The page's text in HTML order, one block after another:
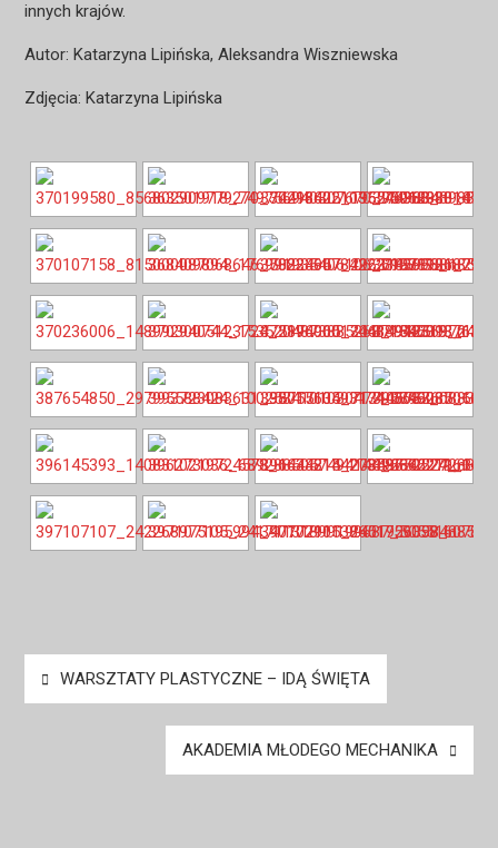
innych krajów.
Autor: Katarzyna Lipińska, Aleksandra Wiszniewska
Zdjęcia: Katarzyna Lipińska
Nawigacja
wpisu
WARSZTATY PLASTYCZNE – IDĄ ŚWIĘTA
AKADEMIA MŁODEGO MECHANIKA